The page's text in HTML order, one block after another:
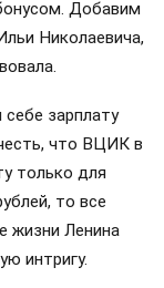
Добавим
Николаевича,
зарплату
что ВЦИК в
только для
то все
жизни Ленина
интригу.